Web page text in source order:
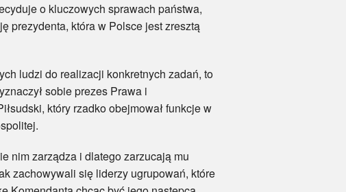
o kluczowych sprawach państwa,
prezydenta, która w Polsce jest zresztą
ludzi do realizacji konkretnych zadań, to
sobie prezes Prawa i
który rzadko obejmował funkcje w
zarządza i dlatego zarzucają mu
zachowywali się liderzy ugrupowań, które